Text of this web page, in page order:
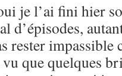
je l’ai fini hier
d’épisodes,
rester impassible
que quelques